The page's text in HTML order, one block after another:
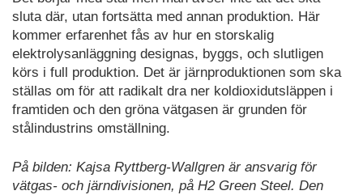
sluta där, utan fortsätta med annan produktion. Här
kommer erfarenhet fås av hur en storskalig
elektrolysanläggning designas, byggs, och slutligen
körs i full produktion. Det är järnproduktionen som ska
ställas om för att radikalt dra ner koldioxidutsläppen i
framtiden och den gröna vätgasen är grunden för
stålindustrins omställning.
På bilden: Kajsa Ryttberg-Wallgren är ansvarig för
vätgas- och järndivisionen, på H2 Green Steel. Den